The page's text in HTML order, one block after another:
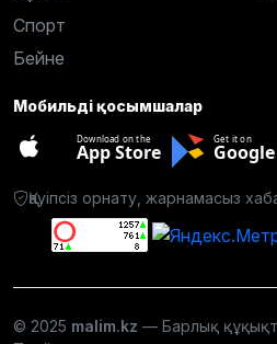
Спорт
Бейне
Мобильді қосымшалар
Download on the
App Store
Get it on
Қауіпсіз орнату, жарнамасыз
© 2025 malim.kz — Барлық